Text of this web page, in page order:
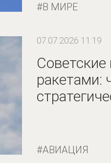
В МИРЕ
07.07.2026 11:19
ракетами:
АВИАЦИЯ